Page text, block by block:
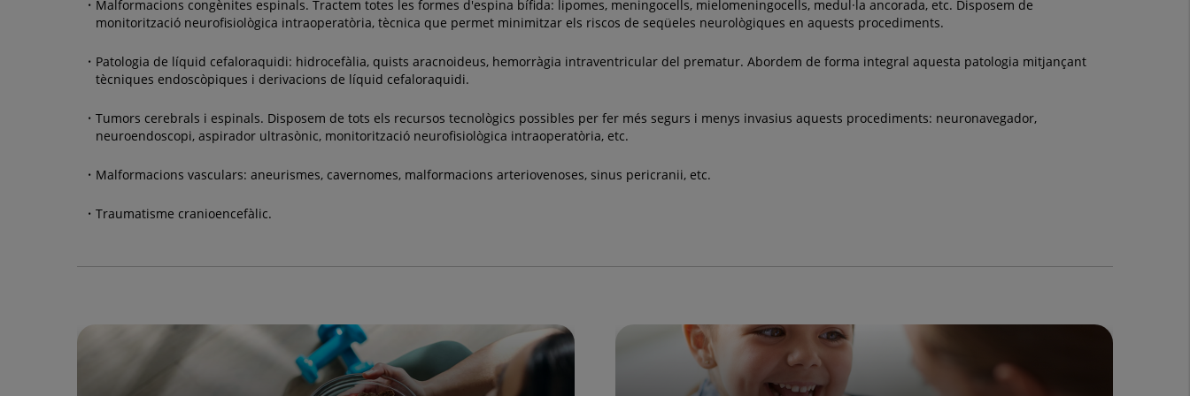
Malformacions congènites espinals. Tractem totes les formes d'espina bífida: lipomes, meningocells, mielomeningocells, medul·la ancorada, etc. Disposem de
monitorització neurofisiològica intraoperatòria, tècnica que permet minimitzar els riscos de seqüeles neurològiques en aquests procediments.
Patologia de líquid cefaloraquidi: hidrocefàlia, quists aracnoideus, hemorràgia intraventricular del prematur. Abordem de forma integral aquesta patologia mitjançant
tècniques endoscòpiques i derivacions de líquid cefaloraquidi.
Tumors cerebrals i espinals. Disposem de tots els recursos tecnològics possibles per fer més segurs i menys invasius aquests procediments: neuronavegador,
neuroendoscopi, aspirador ultrasònic, monitorització neurofisiològica intraoperatòria, etc.
Malformacions vasculars: aneurismes, cavernomes, malformacions arteriovenoses, sinus pericranii, etc.
Traumatisme cranioencefàlic.